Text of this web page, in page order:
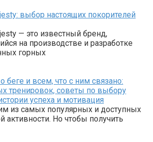
выбор настоящих покорителей
— это известный бренд,
на производстве и разработке
горных
беге и всем, что с ним связано:
тренировок, советы по выбору
успеха и мотивация
из самых популярных и доступных
активности. Но чтобы получить